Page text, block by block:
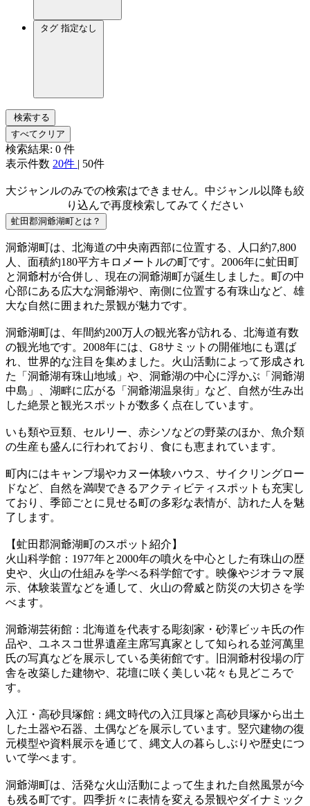
タグ 指定なし
検索する
すべてクリア
検索結果: 0 件
表示件数 20件 | 50件
大ジャンルのみでの検索はできません。中ジャンル以降も絞
り込んで再度検索してみてください
虻田郡洞爺湖町とは？
洞爺湖町は、北海道の中央南西部に位置する、人口約7,800
人、面積約180平方キロメートルの町です。2006年に虻田町
と洞爺村が合併し、現在の洞爺湖町が誕生しました。町の中
心部にある広大な洞爺湖や、南側に位置する有珠山など、雄
大な自然に囲まれた景観が魅力です。
洞爺湖町は、年間約200万人の観光客が訪れる、北海道有数
の観光地です。2008年には、G8サミットの開催地にも選ば
れ、世界的な注目を集めました。火山活動によって形成され
た「洞爺湖有珠山地域」や、洞爺湖の中心に浮かぶ「洞爺湖
中島」、湖畔に広がる「洞爺湖温泉街」など、自然が生み出
した絶景と観光スポットが数多く点在しています。
いも類や豆類、セルリー、赤シソなどの野菜のほか、魚介類
の生産も盛んに行われており、食にも恵まれています。
町内にはキャンプ場やカヌー体験ハウス、サイクリングロー
ドなど、自然を満喫できるアクティビティスポットも充実し
ており、季節ごとに見せる町の多彩な表情が、訪れた人を魅
了します。
【虻田郡洞爺湖町のスポット紹介】
火山科学館：1977年と2000年の噴火を中心とした有珠山の歴
史や、火山の仕組みを学べる科学館です。映像やジオラマ展
示、体験装置などを通して、火山の脅威と防災の大切さを学
べます。
洞爺湖芸術館：北海道を代表する彫刻家・砂澤ビッキ氏の作
品や、ユネスコ世界遺産主席写真家として知られる並河萬里
氏の写真などを展示している美術館です。旧洞爺村役場の庁
舎を改築した建物や、花壇に咲く美しい花々も見どころで
す。
入江・高砂貝塚館：縄文時代の入江貝塚と高砂貝塚から出土
した土器や石器、土偶などを展示しています。竪穴建物の復
元模型や資料展示を通じて、縄文人の暮らしぶりや歴史につ
いて学べます。
洞爺湖町は、活発な火山活動によって生まれた自然風景が今
も残る町です。四季折々に表情を変える景観やダイナミック